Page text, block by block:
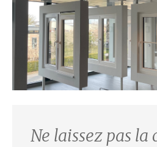
Ne laissez pas la